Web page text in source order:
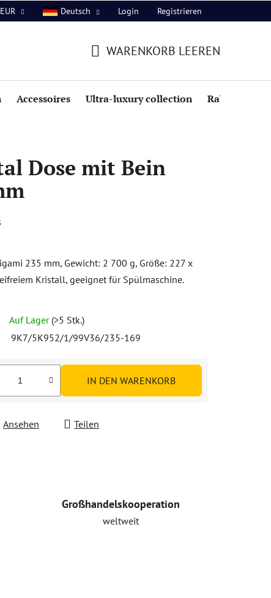
EUR Deutsch Login Registrieren
WARENKORB LEEREN
Accessoires Ultra-luxury collection Rabatte
Dose mit Bein
235 mm, Gewicht: 2 700 g, Größe: 227 x
Kristall, geeignet für Spülmaschine.
Auf Lager (>5 Stk.)
9K7/5K952/1/99V36/235-169
IN DEN WARENKORB
Ansehen Teilen
Großhandelskooperation
weltweit